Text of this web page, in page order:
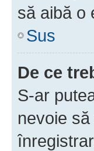
să aibă o
Sus
De ce
S-ar
nevoie